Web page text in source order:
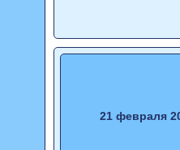
21 февраля